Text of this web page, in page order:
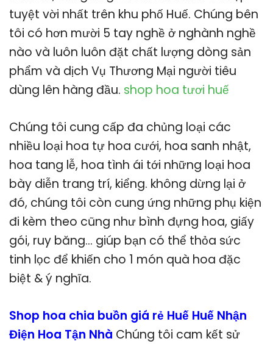
tuyệt vời nhất trên khu phố Huế. Chúng bên
tôi có hơn mười 5 tay nghề ở nghành nghề
nào và luôn luôn đặt chất lượng dòng sản
phẩm và dịch Vụ Thương Mại người tiêu
dùng lên hàng đầu. shop hoa tươi huế
Chúng tôi cung cấp đa chủng loại các
nhiều loại hoa tự hoa cưới, hoa sanh nhật,
hoa tang lễ, hoa tình ái tới những loại hoa
bày diễn trang trí, kiểng. không dừng lại ở
đó, chúng tôi còn cung ứng những phụ kiện
đi kèm theo cũng như bình đựng hoa, giấy
gói, ruy băng… giúp bạn có thể thỏa sức
tinh lọc để khiến cho 1 món quà hoa đặc
biệt & ý nghĩa.
Shop hoa chia buồn giá rẻ Huế Huế Nhận
Điện Hoa Tận Nhà Chúng tôi cam kết sử